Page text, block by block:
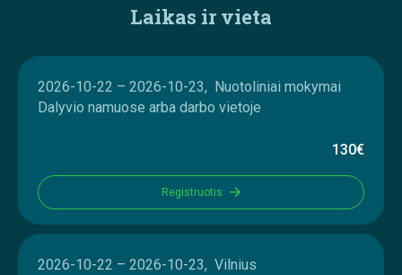
Laikas ir vieta
2026-10-22 – 2026-10-23, Nuotoliniai mokymai
Dalyvio namuose arba darbo vietoje
130€
Registruotis
2026-10-22 – 2026-10-23, Vilnius